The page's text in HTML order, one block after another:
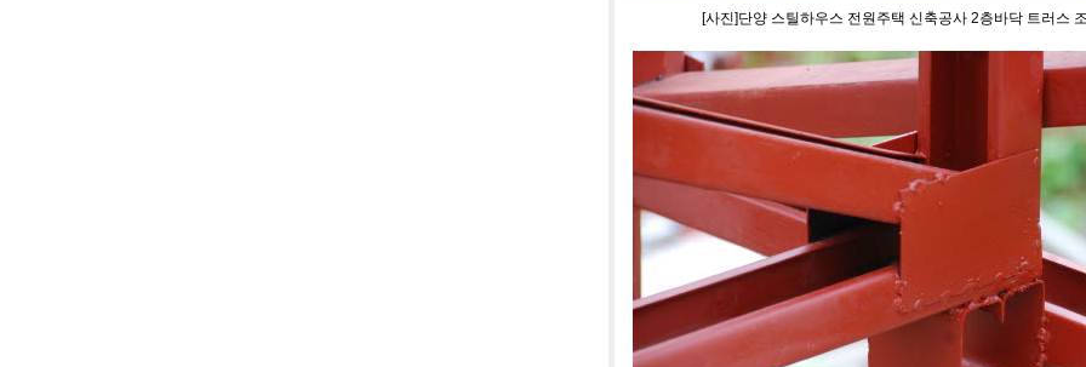
[사진]단양 스틸하우스 전원주택 신축공사 2층바닥 트러스